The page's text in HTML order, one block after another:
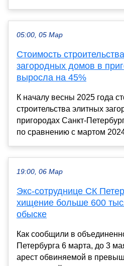
05:00, 05 Мар
Стоимость
загородных домов в
выросла на 45%
К началу весны 2025 года
строительства элитных
пригородах Санкт-
по сравнению с мартом
19:00, 06 Мар
Экс-сотруднице СК
хищение больше 600
обыске
Как сообщили в
Петербурга 6 марта, до 3
арест обвиняемой в